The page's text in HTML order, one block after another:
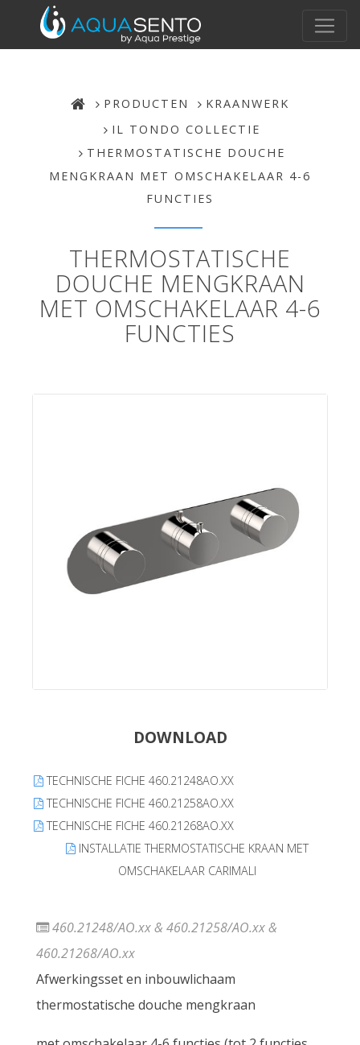
PRODUCTEN
KRAANWERK
IL TONDO COLLECTIE
THERMOSTATISCHE DOUCHE
MENGKRAAN MET OMSCHAKELAAR 4-6
FUNCTIES
THERMOSTATISCHE
DOUCHE MENGKRAAN
MET OMSCHAKELAAR 4-6
FUNCTIES
DOWNLOAD
TECHNISCHE FICHE 460.21248AO.XX
TECHNISCHE FICHE 460.21258AO.XX
TECHNISCHE FICHE 460.21268AO.XX
INSTALLATIE THERMOSTATISCHE KRAAN MET
OMSCHAKELAAR CARIMALI
460.21248/AO.xx & 460.21258/AO.xx &
460.21268/AO.xx
Afwerkingsset en inbouwlichaam
thermostatische douche mengkraan